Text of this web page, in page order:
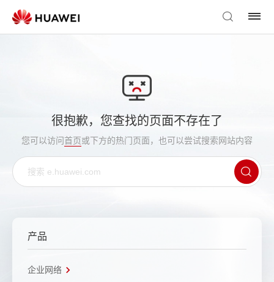
很抱歉，您查找的页面不存在了
您可以访问首页或下方的热门页面，也可以尝试搜索网站内容
产品
企业网络